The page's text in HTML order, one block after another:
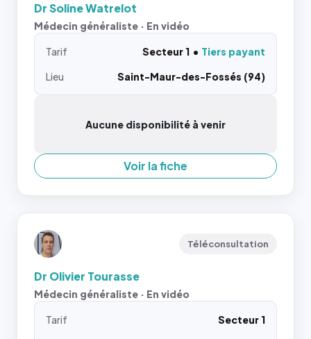
Dr Soline Watrelot
Médecin généraliste · En vidéo
Tarif Secteur 1
Tiers payant
Lieu
Saint-Maur-des-Fossés (94)
Aucune disponibilité à venir
Voir la fiche
Téléconsultation
Dr Olivier Tourasse
Médecin généraliste · En vidéo
Tarif
Secteur 1